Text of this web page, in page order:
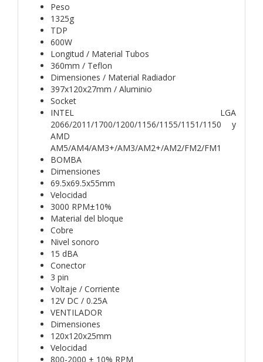
Peso
1325g
TDP
600W
Longitud / Material Tubos
360mm / Teflon
Dimensiones / Material Radiador
397x120x27mm / Aluminio
Socket
INTEL LGA
2066/2011/1700/1200/1156/1155/1151/1150 y
AMD
AM5/AM4/AM3+/AM3/AM2+/AM2/FM2/FM1
BOMBA
Dimensiones
69.5x69.5x55mm
Velocidad
3000 RPM±10%
Material del bloque
Cobre
Nivel sonoro
15 dBA
Conector
3 pin
Voltaje / Corriente
12V DC / 0.25A
VENTILADOR
Dimensiones
120x120x25mm
Velocidad
800-2000 ± 10% RPM